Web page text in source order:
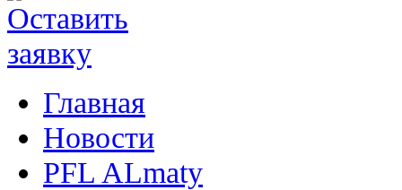
Главная
Новости
PFL ALmaty